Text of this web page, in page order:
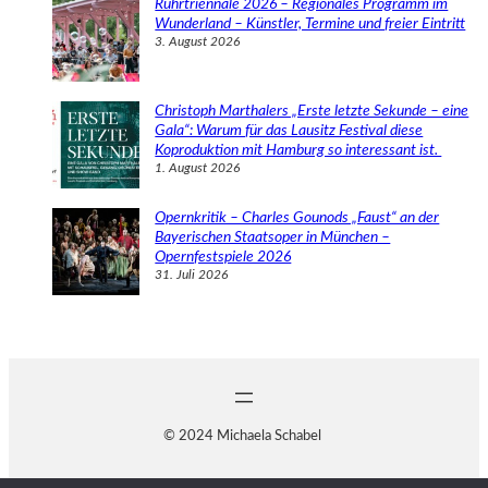
Ruhrtriennale 2026 – Regionales Programm im
Wunderland – Künstler, Termine und freier Eintritt
3. August 2026
Christoph Marthalers „Erste letzte Sekunde – eine
Gala“: Warum für das Lausitz Festival diese
Koproduktion mit Hamburg so interessant ist.
1. August 2026
Opernkritik – Charles Gounods „Faust“ an der
Bayerischen Staatsoper in München –
Opernfestspiele 2026
31. Juli 2026
© 2024 Michaela Schabel